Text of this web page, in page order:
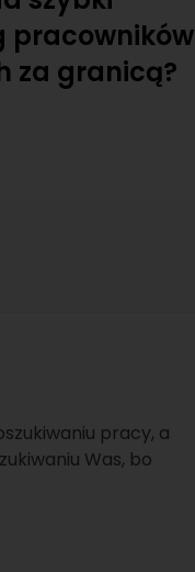
pracowników
za granicą?
pracy, a
Was, bo